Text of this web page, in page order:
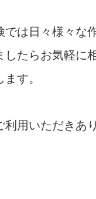
では日々様々な
したらお気軽に
す。
利用いただきあ